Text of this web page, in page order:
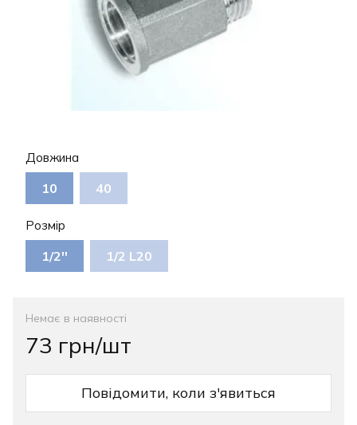
Довжина
10 40
Розмір
1/2'' 1/2 L20
Немає в наявності
73 грн/шт
Повідомити, коли з'явиться